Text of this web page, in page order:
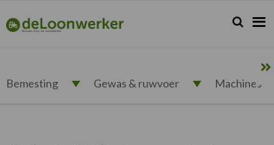
de
hoofdnavigatie
de
hoofd
de
eerste
de
voettekst
deloonwerker.nl Zoeken...
Zoek
Bemesting Gewas & ruwvoer Machines